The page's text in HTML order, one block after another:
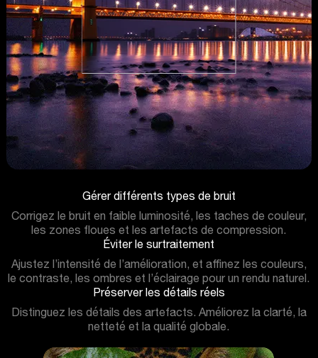
Gérer différents types de bruit
Corrigez le bruit en faible luminosité, les taches de couleur,
les zones floues et les artefacts de compression.
Éviter le surtraitement
Ajustez l’intensité de l’amélioration, et affinez les couleurs,
le contraste, les ombres et l’éclairage pour un rendu naturel.
Préserver les détails réels
Distinguez les détails des artefacts. Améliorez la clarté, la
netteté et la qualité globale.